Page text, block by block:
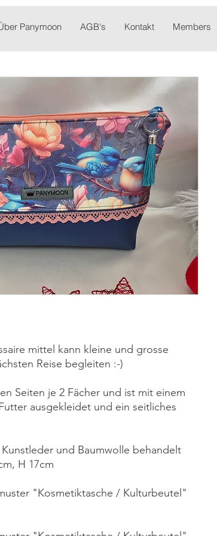
Panymoon AGB's Kontakt Members
mittel kann kleine und grosse
Reise begleiten :-)
Seiten je 2 Fächer und ist mit einem
ausgekleidet und ein seitliches
und Baumwolle behandelt
H 17cm
"Kosmetiktasche / Kulturbeutel"